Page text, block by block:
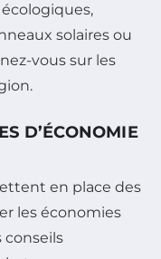
solaires ou
vous sur les
D’ÉCONOMIE
en place des
les économies
conseils